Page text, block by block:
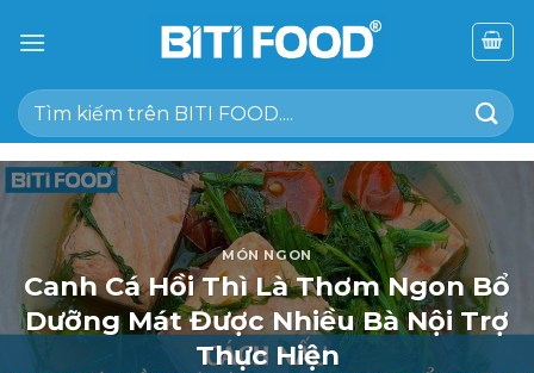
đến
dung
Tìm
kiếm:
MÓN NGON
Canh Cá Hồi Thì Là Thơm Ngon Bổ
Dưỡng Mát Được Nhiều Bà Nội Trợ
Thực Hiện